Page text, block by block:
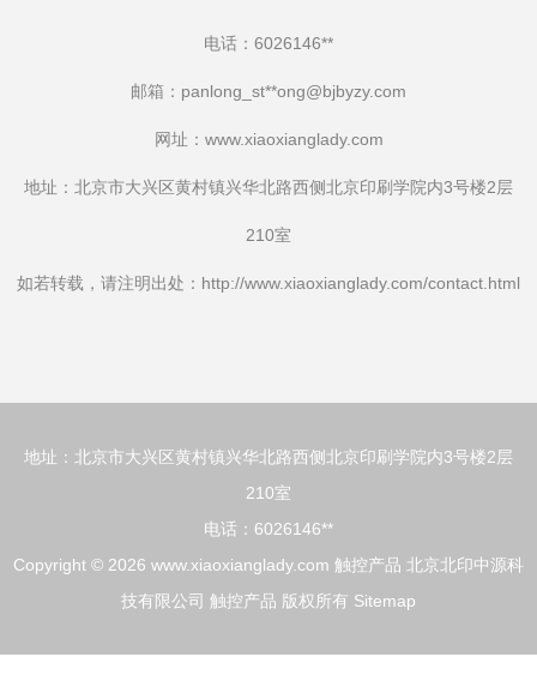
电话：6026146**
邮箱：panlong_st**ong@bjbyzy.com
网址： www.xiaoxianglady.com
地址：北京市大兴区黄村镇兴华北路西侧北京印刷学院内3号楼2层
210室
如若转载，请注明出处：http://www.xiaoxianglady.com/contact.html
地址：北京市大兴区黄村镇兴华北路西侧北京印刷学院内3号楼2层
210室
电话：6026146**
Copyright © 2026 www.xiaoxianglady.com 触控产品 北京北印中源科
技有限公司 触控产品 版权所有 Sitemap